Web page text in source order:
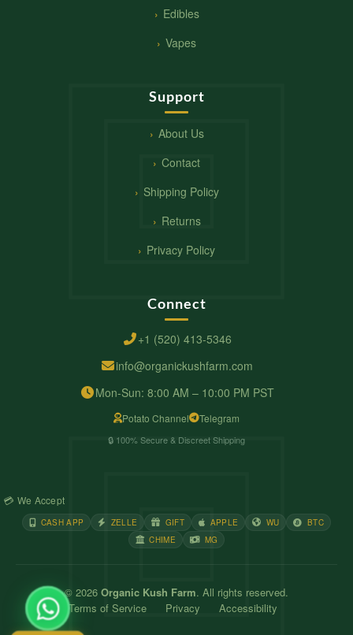
Edibles
Vapes
Support
About Us
Contact
Shipping Policy
Returns
Privacy Policy
Connect
+1 (520) 413-5346
info@organickushfarm.com
Mon-Sun: 8:00 AM – 10:00 PM PST
Potato Channel Telegram
🔒 100% Secure & Discreet Shipping
💳 We Accept
CASH APP ZELLE GIFT APPLE WU
BTC
CHIME
MG
© 2026 Organic Kush Farm. All rights reserved.
Terms of Service
Privacy Accessibility